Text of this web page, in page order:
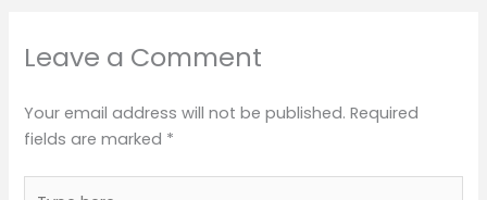
Leave a Comment
Your email address will not be published. Required
fields are marked *